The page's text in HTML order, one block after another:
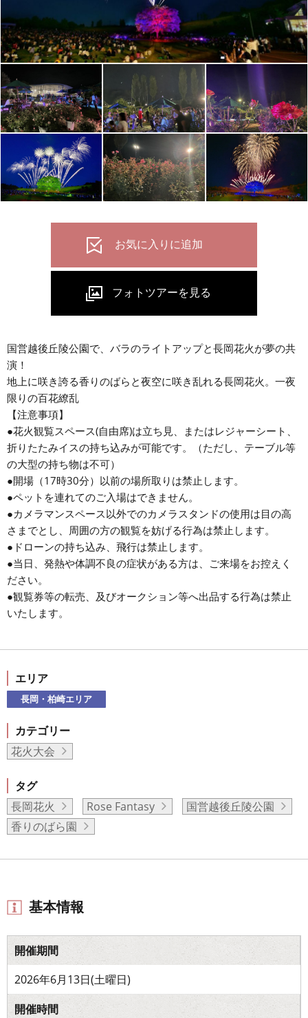
国営越後丘陵公園で、バラのライトアップと長岡花火が夢の共
演！
地上に咲き誇る香りのばらと夜空に咲き乱れる長岡花火。一夜
限りの百花繚乱
【注意事項】
●花火観覧スペース(自由席)は立ち見、またはレジャーシート、
折りたたみイスの持ち込みが可能です。（ただし、テーブル等
の大型の持ち物は不可）
●開場（17時30分）以前の場所取りは禁止します。
●ペットを連れてのご入場はできません。
●カメラマンスペース以外でのカメラスタンドの使用は目の高
さまでとし、周囲の方の観覧を妨げる行為は禁止します。
●ドローンの持ち込み、飛行は禁止します。
●当日、発熱や体調不良の症状がある方は、ご来場をお控えく
ださい。
●観覧券等の転売、及びオークション等へ出品する行為は禁止
いたします。
エリア
長岡・柏崎エリア
カテゴリー
花火大会
タグ
長岡花火
Rose Fantasy
国営越後丘陵公園
香りのばら園
基本情報
開催期間
2026年6月13日(土曜日)
開催時間